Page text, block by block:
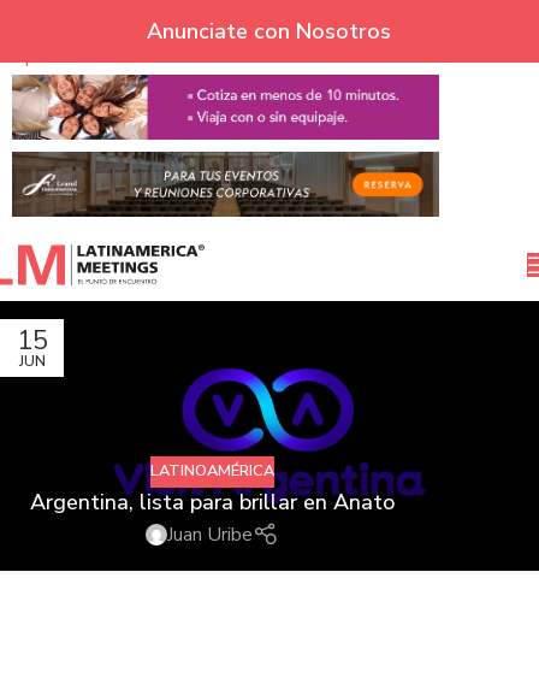
Skip to navigation
Skip to main content
Anunciate con Nosotros
15
JUN
LATINOAMÉRICA
Argentina, lista para brillar en Anato
Juan Uribe